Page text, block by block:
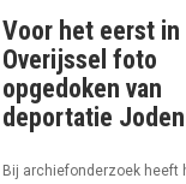
Voor het eerst in
Overijssel foto
opgedoken van
deportatie Joden
Bij archiefonderzoek heeft